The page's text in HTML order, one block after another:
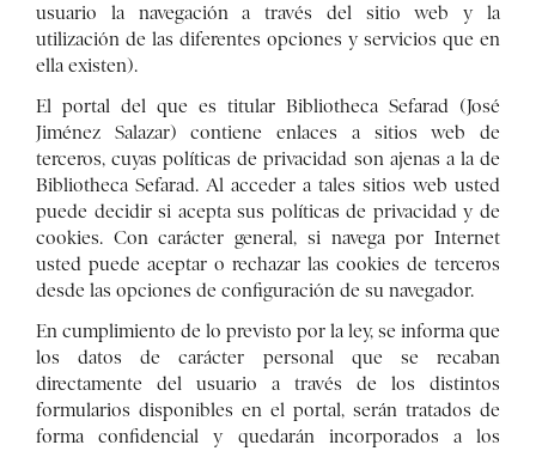
usuario la navegación a través del sitio web y la
utilización de las diferentes opciones y servicios que en
ella existen).
El portal del que es titular Bibliotheca Sefarad (José
Jiménez Salazar) contiene enlaces a sitios web de
terceros, cuyas políticas de privacidad son ajenas a la de
Bibliotheca Sefarad. Al acceder a tales sitios web usted
puede decidir si acepta sus políticas de privacidad y de
cookies. Con carácter general, si navega por Internet
usted puede aceptar o rechazar las cookies de terceros
desde las opciones de configuración de su navegador.
En cumplimiento de lo previsto por la ley, se informa que
los datos de carácter personal que se recaban
directamente del usuario a través de los distintos
formularios disponibles en el portal, serán tratados de
forma confidencial y quedarán incorporados a los